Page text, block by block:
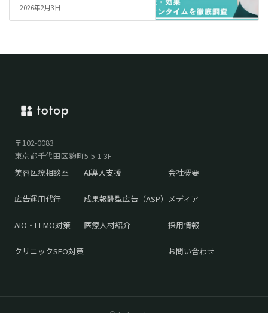
2026年2月3日
〒102-0083
東京都千代田区麹町5-5-1 3F
美容医療相談室
広告運用代行
AIO・LLMO対策
クリニックSEO対策
AI導入支援
成果報酬型広告（ASP）
医療人材紹介
会社概要
メディア
採用情報
お問い合わせ